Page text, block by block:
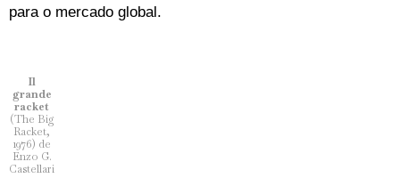
para o mercado global.
Il
grande
racket
(The Big
Racket,
1976) de
Enzo G.
Castellari